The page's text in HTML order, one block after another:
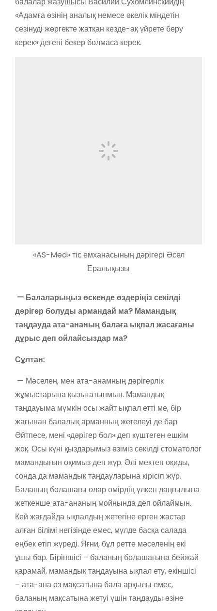
«Адамға өзінің аналық немесе әкелік міндетін
сезінуді жөргекте жатқан кезде-ақ үйрете беру
керек» дегені бекер болмаса керек.
«AS-Med» тіс емханасының дәрігері Әсел
Ералықызы
— Балаларыңыз өскенде өздеріңіз секілді
дәрігер болуды армандай ма? Мамандық
таңдауда ата-ананың балаға ықпал жасағаны
дұрыс деп ойлайсыздар ма?
Сұлтан:
— Мәселен, мен ата-анамның дәрігерлік
жұмыстарына қызығатынмын. Мамандық
таңдауыма мүмкін осы жайт ықпал етті ме, бір
жағынан балалық арманның жетелеуі де бар.
Әйтпесе, мені «дәрігер бол» деп күштеген ешкім
жоқ. Осы күні қыздарымыз өзіміз секілді стоматолог
мамандығын оқимыз деп жүр. Әлі мектеп оқиды,
сонда да мамандық таңдауларына кірісіп жүр.
Баланың болашағы олар өмірдің үлкен даңғылына
жеткенше ата-ананың мойнында деп ойлаймын.
Кей жағдайда ықпалдың жетегіне ерген жастар
алған білімі негізінде емес, мүлде басқа салада
еңбек етіп жүреді. Яғни, бұл ретте мәселенің екі
ұшы бар. Біріншісі – баланың болашағына бейжай
қарамай, мамандық таңдауына ықпал ету, екіншісі
– ата-ана өз мақсатына бала арқылы емес,
баланың мақсатына жетуі үшін таңдауды өзіне